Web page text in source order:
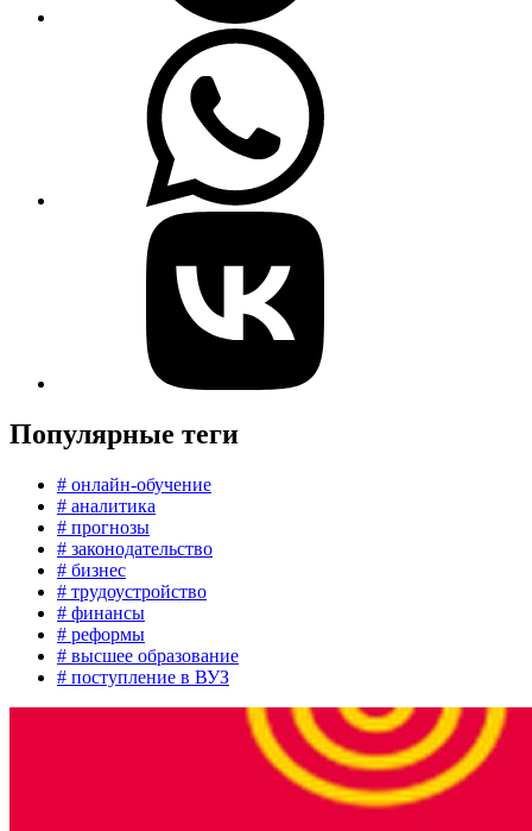
Популярные теги
# онлайн-обучение
# аналитика
# прогнозы
# законодательство
# бизнес
# трудоустройство
# финансы
# реформы
# высшее образование
# поступление в ВУЗ